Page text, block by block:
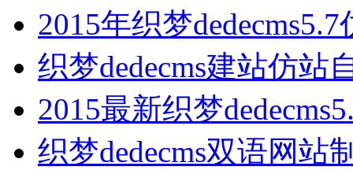
2015年织梦dedecms5.7
织梦dedecms建站仿站
2015最新织梦
织梦dedecms双语网站